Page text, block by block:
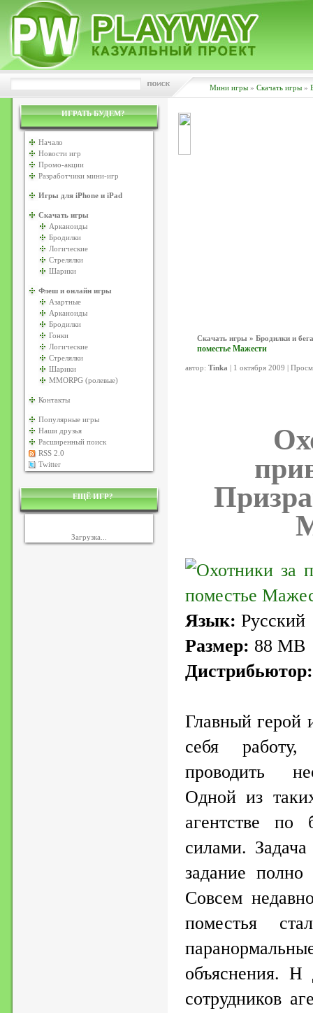
Мини игры » Скачать игры »
ИГРАТЬ БУДЕМ?
Начало
Новости игр
Промо-акции
Разработчики мини-игр
Игры для iPhone и iPad
Скачать игры
Арканоиды
Бродилки
Логические
Стрелялки
Шарики
Флеш и онлайн игры
Азартные
Арканоиды
Бродилки
Гонки
Логические
Стрелялки
Шарики
MMORPG (ролевые)
Контакты
Популярные игры
Наши друзья
Расширенный поиск
RSS 2.0
Twitter
ЕЩЁ ИГР?
Загрузка...
Скачать игры » Бродилки и
поместье Мажести
автор: Tinka | 1 октября 2009 |
Язык: Русский
Размер: 88 MB
Дистрибьютор:
Главный герой
себя
проводить
Одной из
агентстве по
силами.
задание
Совсем
поместья
объяснения. Н
сотрудников